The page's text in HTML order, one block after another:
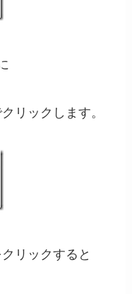
リックします。
リックすると